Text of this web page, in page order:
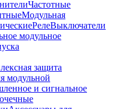
Частотные
Модульная
РелеВыключатели
модульное
защита
модульной
и сигнальное